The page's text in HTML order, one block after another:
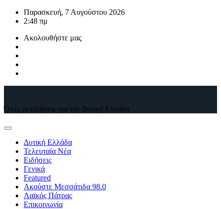
ΜετάβασηΠαρασκευή, 7 Αυγούστου 2026
2:48 πμ
Ακολουθήστε μας
Όλες οι ειδήσεις για την Δυτική Ελλάδα
Δυτική Ελλάδα
Τελευταία Νέα
Ειδήσεις
Γενικά
Featured
Ακούστε Μεσσάτιδα 98.0
Λαϊκός Πάτρας
Επικοινωνία